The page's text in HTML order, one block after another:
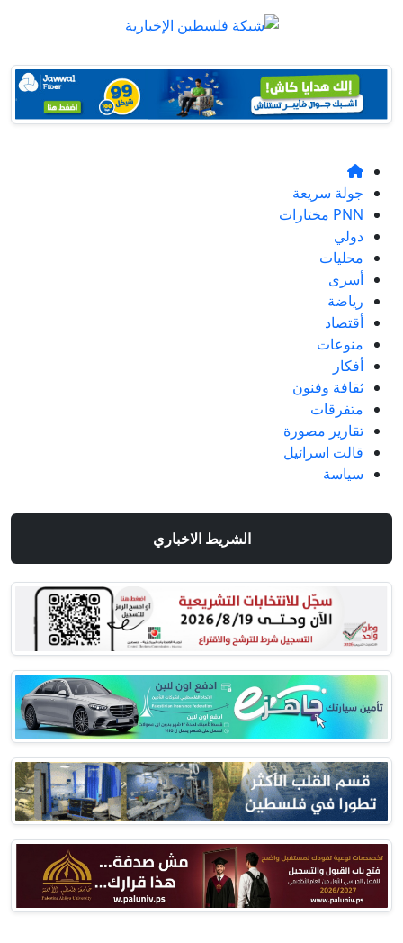
جولة سريعة
PNN مختارات
دولي
محليات
أسرى
رياضة
أقتصاد
منوعات
أفكار
ثقافة وفنون
متفرقات
تقارير مصورة
قالت اسرائيل
سياسة
الشريط الاخباري